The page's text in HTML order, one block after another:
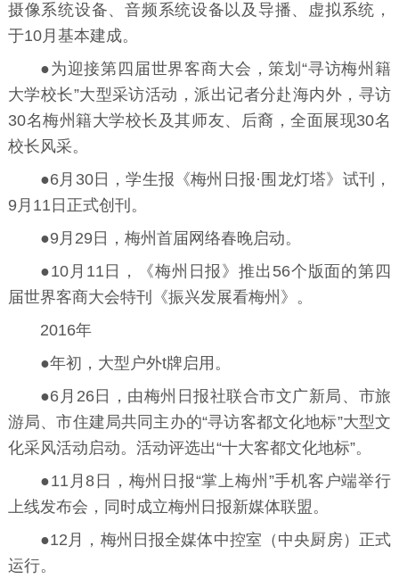
摄像系统设备、音频系统设备以及导播、虚拟系统，
于10月基本建成。
●为迎接第四届世界客商大会，策划“寻访梅州籍
大学校长”大型采访活动，派出记者分赴海内外，寻访
30名梅州籍大学校长及其师友、后裔，全面展现30名
校长风采。
●6月30日，学生报《梅州日报·围龙灯塔》试刊，
9月11日正式创刊。
●9月29日，梅州首届网络春晚启动。
●10月11日，《梅州日报》推出56个版面的第四
届世界客商大会特刊《振兴发展看梅州》。
2016年
●年初，大型户外t牌启用。
●6月26日，由梅州日报社联合市文广新局、市旅
游局、市住建局共同主办的“寻访客都文化地标”大型文
化采风活动启动。活动评选出“十大客都文化地标”。
●11月8日，梅州日报“掌上梅州”手机客户端举行
上线发布会，同时成立梅州日报新媒体联盟。
●12月，梅州日报全媒体中控室（中央厨房）正式
运行。